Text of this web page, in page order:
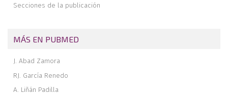
fracturas graves de calcáneo
Secciones de la publicación
MÁS EN PUBMED
J. Abad Zamora
RJ. García Renedo
A. Liñán Padilla